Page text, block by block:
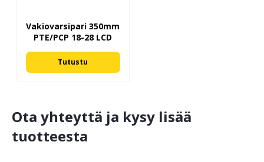
Vakiovarsipari 350mm
PTE/PCP 18-28 LCD
Tutustu
Ota yhteyttä ja kysy lisää
tuotteesta